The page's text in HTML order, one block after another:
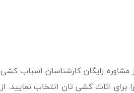
مشاوره رایگان کارشناسان اسباب کشی
برای اثاث کشی تان انتخاب نمایید. از